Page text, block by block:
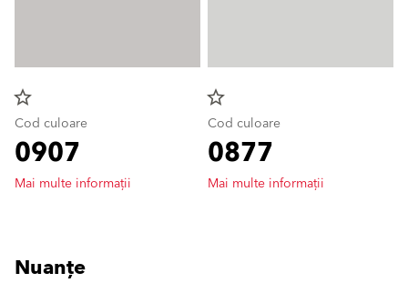
star_border
Cod culoare
0907
Mai multe informații
star_border
Cod culoare
0877
Mai multe informații
Nuanțe